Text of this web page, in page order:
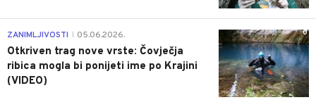
0
ZANIMLJIVOSTI 05.06.2026.
Otkriven trag nove vrste: Čovječja
ribica mogla bi ponijeti ime po Krajini
(VIDEO)